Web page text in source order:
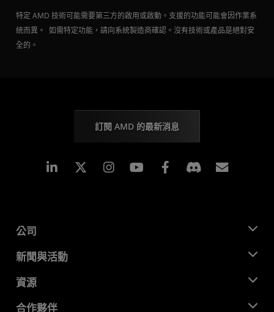
特定 AMD 技術可能需要第三方的啟用或啟動。支援的功能可能會因作業系
統而異。 如需特定功能，請向系統製造商確認。沒有技術或產品是絕對安
全的。
訂閱 AMD 的最新消息
Linkedin Instagram Facebook
公司
關於 AMD
企業責任
招聘
新聞與活動
新聞室
資源
開發者中心
合作夥伴